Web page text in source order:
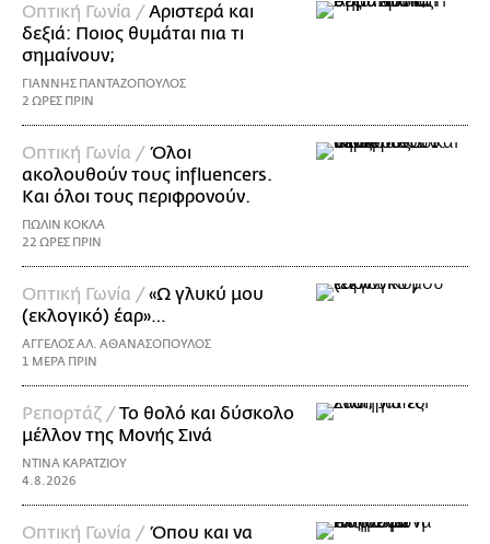
Οπτική Γωνία /Αριστερά και
δεξιά: Ποιος θυμάται πια τι
σημαίνουν;
ΓΙΑΝΝΗΣ ΠΑΝΤΑΖΟΠΟΥΛΟΣ
2 ΩΡΕΣ ΠΡΙΝ
Οπτική Γωνία /Όλοι
ακολουθούν τους influencers.
Και όλοι τους περιφρονούν.
ΠΩΛΙΝ ΚΟΚΛΑ
22 ΩΡΕΣ ΠΡΙΝ
Οπτική Γωνία /«Ω γλυκύ μου
(εκλογικό) έαρ»…
ΑΓΓΕΛΟΣ ΑΛ. ΑΘΑΝΑΣΟΠΟΥΛΟΣ
1 ΜΕΡΑ ΠΡΙΝ
Ρεπορτάζ /Το θολό και δύσκολο
μέλλον της Μονής Σινά
ΝΤΙΝΑ ΚΑΡΑΤΖΙΟΥ
4.8.2026
Οπτική Γωνία /Όπου και να